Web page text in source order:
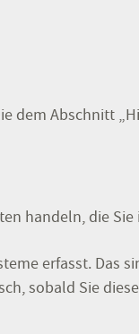
dem Abschnitt
handeln, die
erfasst. Das
sobald Sie